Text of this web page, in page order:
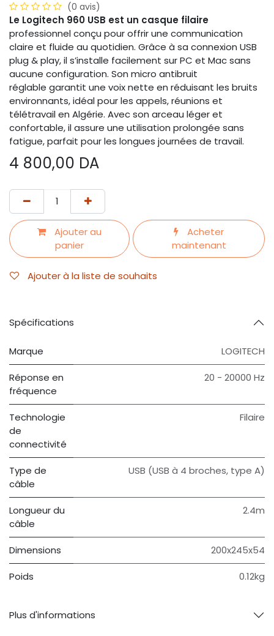
(0 avis)
Le Logitech 960 USB est un casque filaire
professionnel conçu pour offrir une communication
claire et fluide au quotidien. Grâce à sa connexion USB
plug & play, il s’installe facilement sur PC et Mac sans
aucune configuration. Son micro antibruit
réglable garantit une voix nette en réduisant les bruits
environnants, idéal pour les appels, réunions et
télétravail en Algérie. Avec son arceau léger et
confortable, il assure une utilisation prolongée sans
fatigue, parfait pour les longues journées de travail.
4 800,00 DA
Ajouter au
panier
Acheter
maintenant
Ajouter à la liste de souhaits
Spécifications
Marque LOGITECH
Réponse en
fréquence
20 - 20000 Hz
Technologie
de
connectivité
Filaire
Type de
câble
USB (USB à 4 broches, type A)
Longueur du
câble
2.4m
Dimensions 200x245x54
Poids 0.12kg
Plus d'informations